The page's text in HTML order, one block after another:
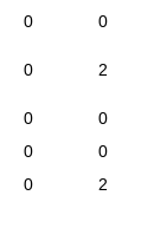
0 0
0 2
0 0
0 0
0 2